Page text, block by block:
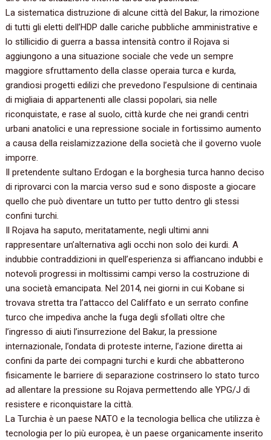
La sistematica distruzione di alcune città del Bakur, la rimozione
di tutti gli eletti dell’HDP dalle cariche pubbliche amministrative e
lo stillicidio di guerra a bassa intensità contro il Rojava si
aggiungono a una situazione sociale che vede un sempre
maggiore sfruttamento della classe operaia turca e kurda,
grandiosi progetti edilizi che prevedono l’espulsione di centinaia
di migliaia di appartenenti alle classi popolari, sia nelle
riconquistate, e rase al suolo, città kurde che nei grandi centri
urbani anatolici e una repressione sociale in fortissimo aumento
a causa della reislamizzazione della società che il governo vuole
imporre.
Il pretendente sultano Erdogan e la borghesia turca hanno deciso
di riprovarci con la marcia verso sud e sono disposte a giocare
quello che può diventare un tutto per tutto dentro gli stessi
confini turchi.
Il Rojava ha saputo, meritatamente, negli ultimi anni
rappresentare un’alternativa agli occhi non solo dei kurdi. A
indubbie contraddizioni in quell’esperienza si affiancano indubbi e
notevoli progressi in moltissimi campi verso la costruzione di
una società emancipata. Nel 2014, nei giorni in cui Kobane si
trovava stretta tra l’attacco del Califfato e un serrato confine
turco che impediva anche la fuga degli sfollati oltre che
l’ingresso di aiuti l’insurrezione del Bakur, la pressione
internazionale, l’ondata di proteste interne, l’azione diretta ai
confini da parte dei compagni turchi e kurdi che abbatterono
fisicamente le barriere di separazione costrinsero lo stato turco
ad allentare la pressione su Rojava permettendo alle YPG/J di
resistere e riconquistare la città.
La Turchia è un paese NATO e la tecnologia bellica che utilizza è
tecnologia per lo più europea, è un paese organicamente inserito